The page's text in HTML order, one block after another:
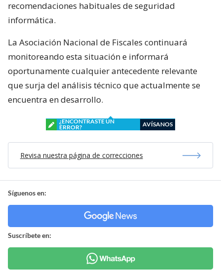
recomendaciones habituales de seguridad
informática.
La Asociación Nacional de Fiscales continuará
monitoreando esta situación e informará
oportunamente cualquier antecedente relevante
que surja del análisis técnico que actualmente se
encuentra en desarrollo.
¿ENCONTRASTE UN
ERROR?
AVÍSANOS
Revisa nuestra página de correcciones
Síguenos en:
Suscríbete en: